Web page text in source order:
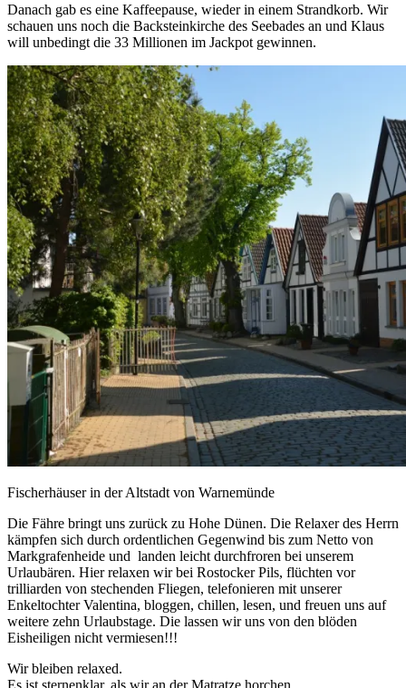
Danach gab es eine Kaffeepause, wieder in einem Strandkorb. Wir
schauen uns noch die Backsteinkirche des Seebades an und Klaus
will unbedingt die 33 Millionen im Jackpot gewinnen.
Fischerhäuser in der Altstadt von Warnemünde
Die Fähre bringt uns zurück zu Hohe Dünen. Die Relaxer des Herrn
kämpfen sich durch ordentlichen Gegenwind bis zum Netto von
Markgrafenheide und landen leicht durchfroren bei unserem
Urlaubären. Hier relaxen wir bei Rostocker Pils, flüchten vor
trilliarden von stechenden Fliegen, telefonieren mit unserer
Enkeltochter Valentina, bloggen, chillen, lesen, und freuen uns auf
weitere zehn Urlaubstage. Die lassen wir uns von den blöden
Eisheiligen nicht vermiesen!!!
Wir bleiben relaxed.
Es ist sternenklar, als wir an der Matratze horchen.